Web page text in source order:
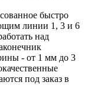
быстро
линии 1, 3 и 6
над
- от 1 мм до 3
под заказ в